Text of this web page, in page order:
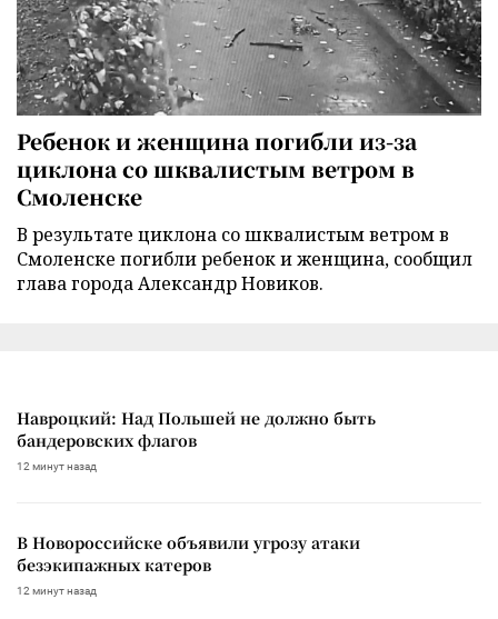
Ребенок и женщина погибли из-за
циклона со шквалистым ветром в
Смоленске
В результате циклона со шквалистым ветром в
Смоленске погибли ребенок и женщина, сообщил
глава города Александр Новиков.
Навроцкий: Над Польшей не должно быть
бандеровских флагов
12 минут назад
В Новороссийске объявили угрозу атаки
безэкипажных катеров
12 минут назад